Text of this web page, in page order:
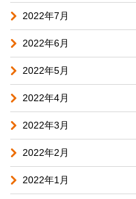
2022年7月
2022年6月
2022年5月
2022年4月
2022年3月
2022年2月
2022年1月